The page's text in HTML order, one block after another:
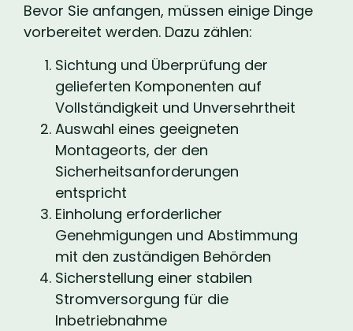
Bevor Sie anfangen, müssen einige Dinge
vorbereitet werden. Dazu zählen:
Sichtung und Überprüfung der
gelieferten Komponenten auf
Vollständigkeit und Unversehrtheit
Auswahl eines geeigneten
Montageorts, der den
Sicherheitsanforderungen
entspricht
Einholung erforderlicher
Genehmigungen und Abstimmung
mit den zuständigen Behörden
Sicherstellung einer stabilen
Stromversorgung für die
Inbetriebnahme